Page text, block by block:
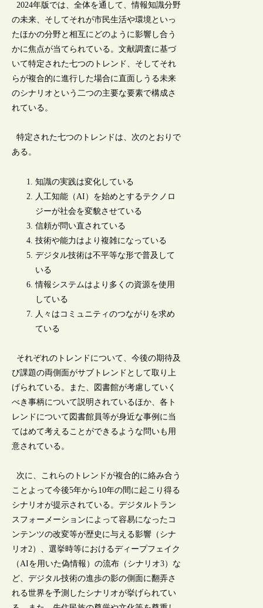
2024年版では、全体を通して、情報知識分野
の未来、そしてそれが市民生活や環境といっ
たほかの分野と相互にどのように影響し合う
かに焦点が当てられている。文献調査に基づ
いて特定された七つのトレンド、そしてそれ
らが複合的に進行した場合に直面しうる未来
のシナリオという二つの主要な要素で構成さ
れている。
特定された七つのトレンドは、次のとおりで
ある。
知識の実践は変化している
人工知能（AI）を始めとするテクノロ
ジーが社会を変貌させている
信頼が問い直されている
技術や能力はより複雑になっている
デジタル技術は不平等な形で普及して
いる
情報システムはより多くの資源を使用
している
人々はコミュニティのつながりを求め
ている
それぞれのトレンドについて、今後の期待及
び課題の両側面がサブトレンドとして取り上
げられている。また、図書館が考慮していく
べき事柄について説明されているほか、各ト
レンドについて図書館員等が身近な事例に当
てはめて考えることができるような問いも用
意されている。
次に、これらのトレンドが複合的に絡み合う
ことよって今後5年から10年の間に起こり得る
シナリオが提示されている。デジタルトラン
スフォーメーションによって容易になったコ
ンテンツの改変等が歴史に与える影響（シナ
リオ2）、選挙時等におけるディープフェイク
（AIを用いた偽情報）の流布（シナリオ3）な
ど、デジタル技術の進歩の影の側面に翻弄さ
れる世界を予測したシナリオが挙げられてい